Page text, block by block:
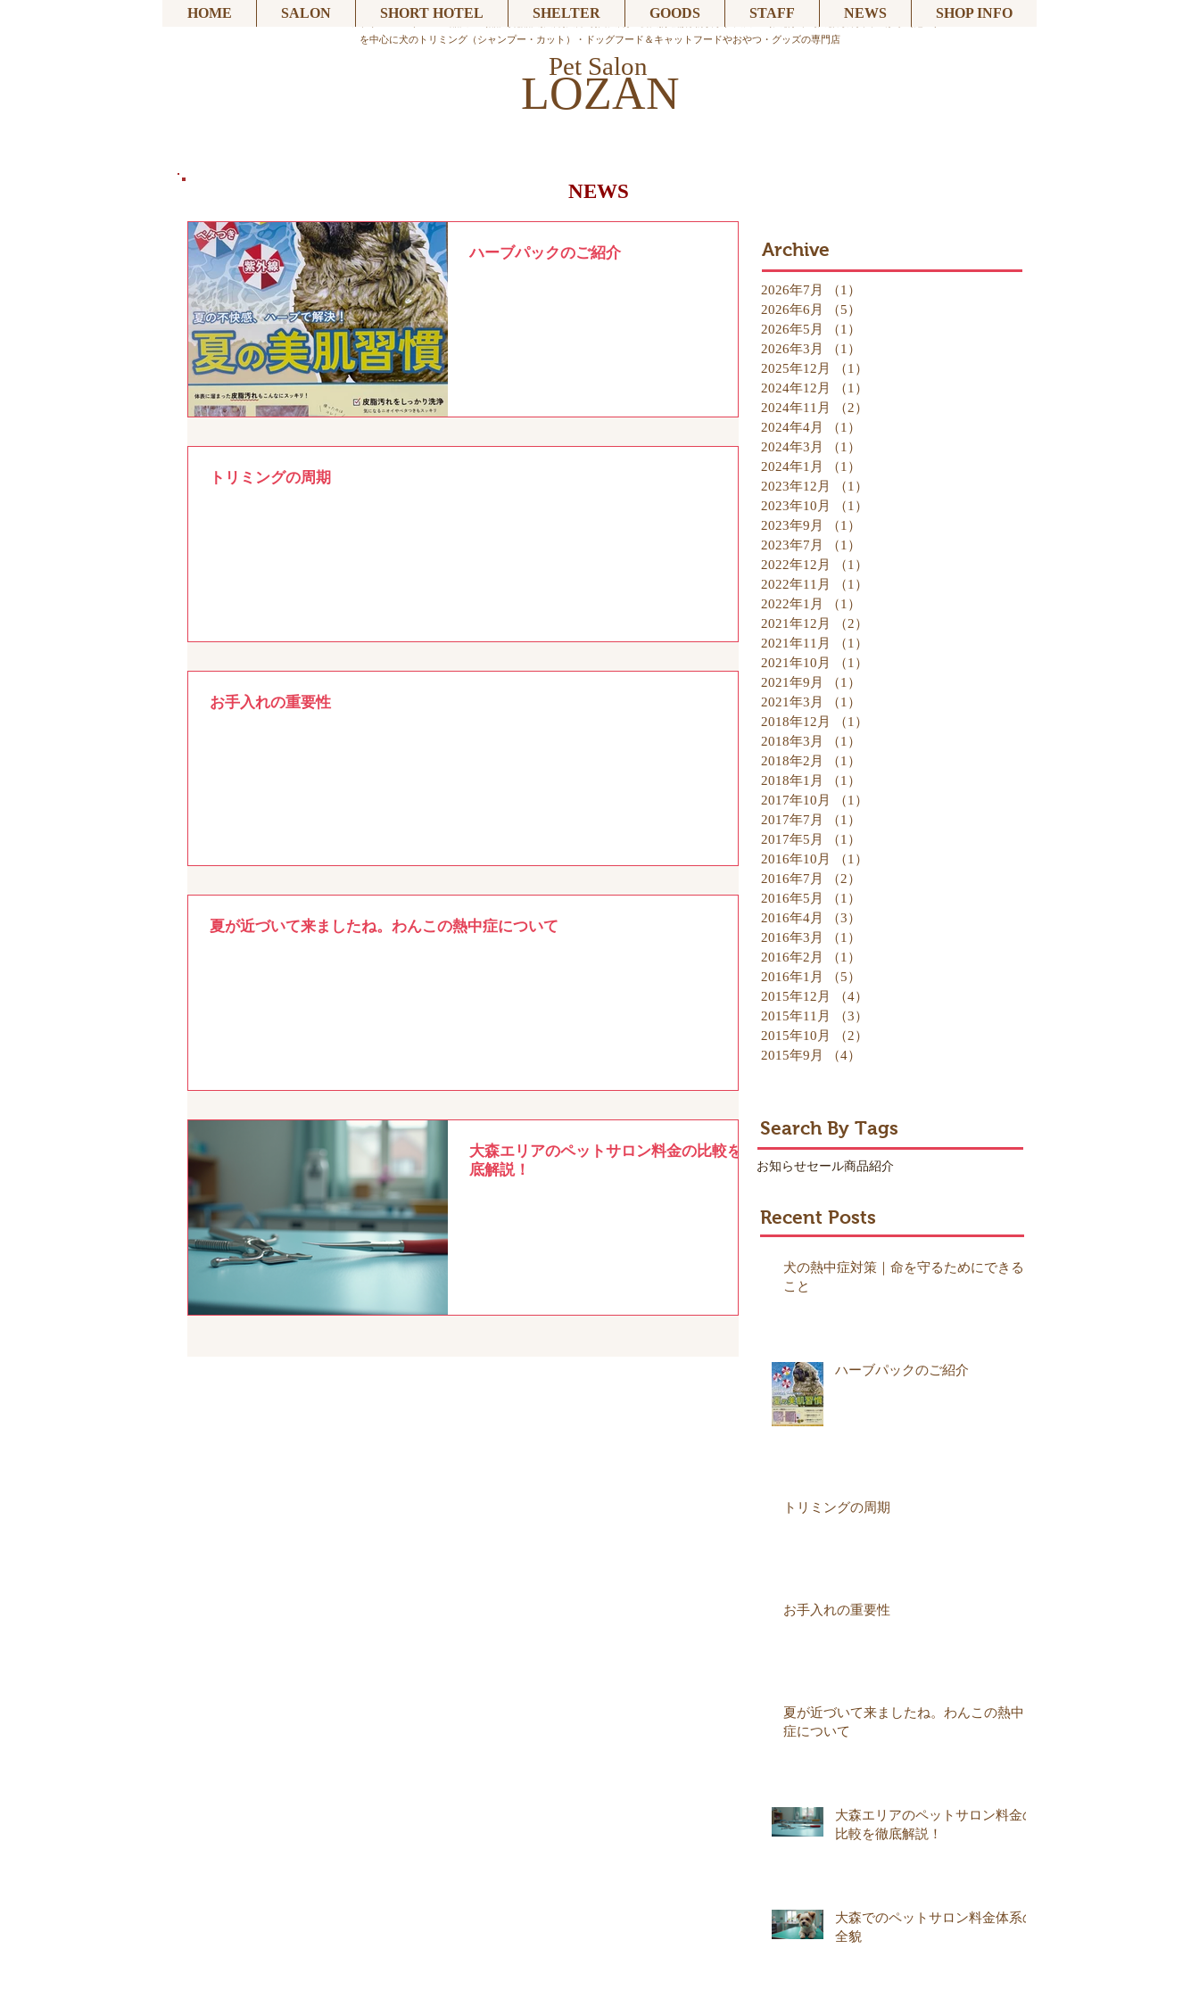
を中心に犬のトリミング（シャンプー・カット）・ドッグフード＆キャットフードやおやつ・グッズの専門店
HOME SALON SHORT HOTEL SHELTER GOODS STAFF NEWS SHOP INFO
LOZAN
Pet Salon
NEWS
ハーブパックのご紹介
トリミングの周期
お手入れの重要性
夏が近づいて来ましたね。わんこの熱中症について
大森エリアのペットサロン料金の比較を徹
底解説！
Archive
2026年7月 （1）
2026年6月
（5）
2026年5月
（1）
2026年3月
（1）
2025年12月
（1）
2024年12月
（1）
2024年11月
（2）
2024年4月
（1）
2024年3月
（1）
2024年1月
（1）
2023年12月
（1）
2023年10月
（1）
2023年9月
（1）
2023年7月
（1）
2022年12月
（1）
2022年11月
（1）
2022年1月
（1）
2021年12月
（2）
2021年11月
（1）
2021年10月
（1）
2021年9月
（1）
2021年3月
（1）
2018年12月
（1）
2018年3月
（1）
2018年2月
（1）
2018年1月
（1）
2017年10月
（1）
2017年7月
（1）
2017年5月
（1）
2016年10月
（1）
2016年7月
（2）
2016年5月
（1）
2016年4月
（3）
2016年3月
（1）
2016年2月
（1）
2016年1月
（5）
2015年12月
（4）
2015年11月
（3）
2015年10月
（2）
2015年9月
（4）
Search By Tags
お知らせセール商品紹介
Recent Posts
犬の熱中症対策｜命を守るためにできる
こと
ハーブパックのご紹介
トリミングの周期
お手入れの重要性
夏が近づいて来ましたね。わんこの熱中
症について
大森エリアのペットサロン料金の
比較を徹底解説！
大森でのペットサロン料金体系の
全貌